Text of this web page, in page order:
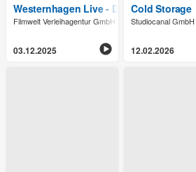
Westernhagen Live - Das Konzert 1989
Filmwelt Verleihagentur GmbH
03.12.2025
Cold Storage
Studiocanal GmbH
12.02.2026